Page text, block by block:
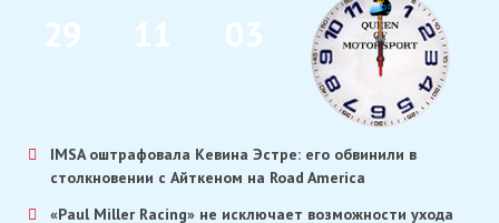
29 11 03
IMSA оштрафовала Кевина Эстре: его обвинили в
столкновении с Айткеном на Road America
«Paul Miller Racing» не исключает возможности ухода